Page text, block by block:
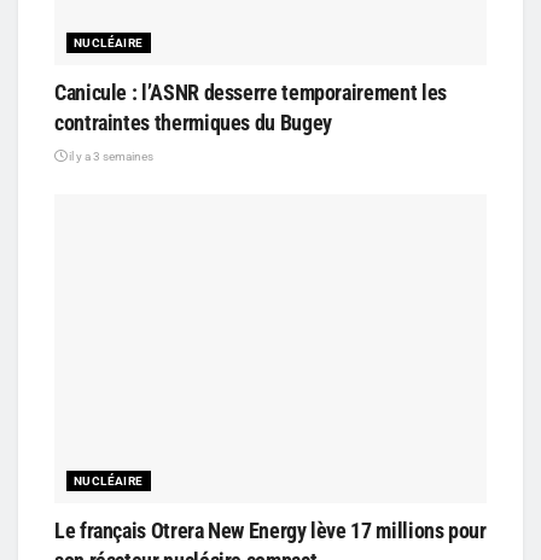
NUCLÉAIRE
Canicule : l’ASNR desserre temporairement les
contraintes thermiques du Bugey
il y a 3 semaines
NUCLÉAIRE
Le français Otrera New Energy lève 17 millions pour